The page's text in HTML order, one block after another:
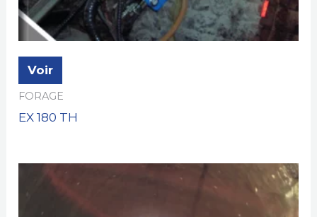
Voir
FORAGE
EX 180 TH